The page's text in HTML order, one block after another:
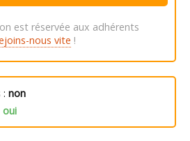
est réservée aux adhérents
nous vite !
non
oui